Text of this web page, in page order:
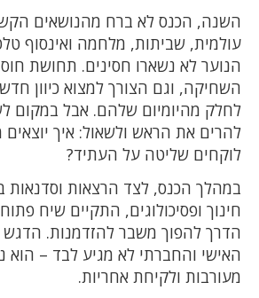
השנה, הכנס לא ברח מהנושאים
עולמית, שביתות, מלחמה ואינסוף
הנוער לא נשארו חסינים. תחושת
השחיקה, וגם הצורך למצוא כיוון
לחלק מהיומיום שלהם. אבל במקום
להרים את הראש ולשאול: איך יוצאים
לוקחים שליטה על העתיד?
במהלך הכנס, לצד הרצאות וסדנאות
חינוך ופסיכולוגים, התקיים שיח
הדרך להפוך משבר להזדמנות. הדגש
האישי והחברתי לא מגיע לבד – הוא
מעורבות ולקיחת אחריות.